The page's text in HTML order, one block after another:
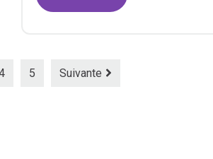
5 Suivante